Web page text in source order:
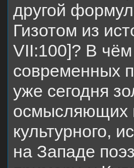
другой
Гизотом из
VII:100]? В
современных
уже сегодня
осмысляющих
культурного,
на Западе